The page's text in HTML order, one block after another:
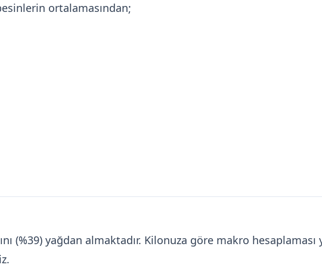
ortalamasından;
(%39) yağdan almaktadır. Kilonuza göre makro hesaplaması